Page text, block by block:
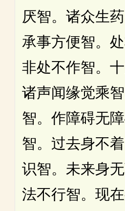
厌智。诸众生
承事方便智。处
非处不作智。
诸声闻缘觉乘
智。作障碍无
智。过去身不
识智。未来身
法不行智。现